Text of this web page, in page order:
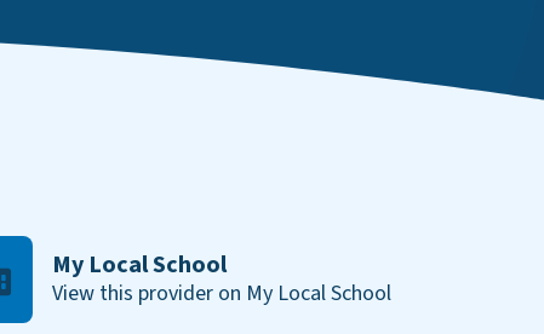
My Local School
View this provider on My Local School